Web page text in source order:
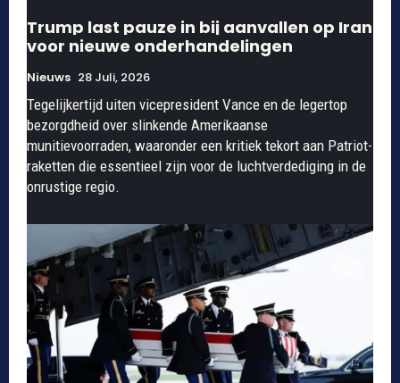
Trump last pauze in bij aanvallen op Iran
voor nieuwe onderhandelingen
Nieuws 28 Juli, 2026
Tegelijkertijd uiten vicepresident Vance en de legertop
bezorgdheid over slinkende Amerikaanse
munitievoorraden, waaronder een kritiek tekort aan Patriot-
raketten die essentieel zijn voor de luchtverdediging in de
onrustige regio.